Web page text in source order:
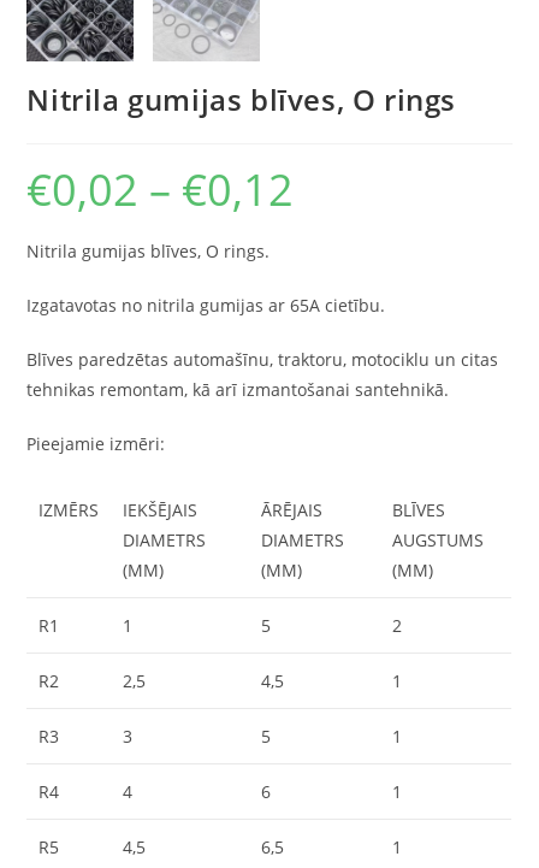
Nitrila gumijas blīves, O rings
€0,02 – €0,12
Nitrila gumijas blīves, O rings.
Izgatavotas no nitrila gumijas ar 65A cietību.
Blīves paredzētas automašīnu, traktoru, motociklu un citas
tehnikas remontam, kā arī izmantošanai santehnikā.
Pieejamie izmēri:
IZMĒRS
IEKŠĒJAIS
DIAMETRS
(MM)
ĀRĒJAIS
DIAMETRS
(MM)
BLĪVES
AUGSTUMS
(MM)
R1 1 5 2
R2 2,5 4,5 1
R3 3 5 1
R4 4 6 1
R5 4,5 6,5 1